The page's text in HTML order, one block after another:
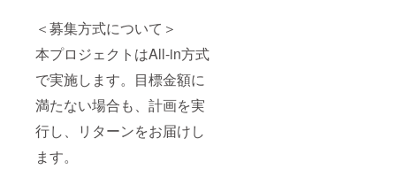
＜募集方式について＞
本プロジェクトはAll-in方式
で実施します。目標金額に
満たない場合も、計画を実
行し、リターンをお届けし
ます。